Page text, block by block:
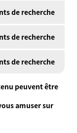
de recherche
de recherche
de recherche
peuvent être
amuser sur